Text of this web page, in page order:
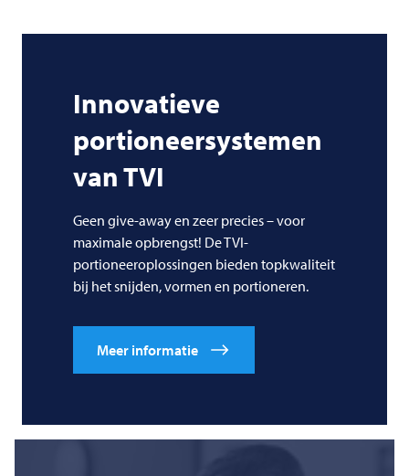
Innovatieve
portioneersystemen
vanTVI
Geen give-away en zeer precies – voor
maximale opbrengst! De TVI-
portioneeroplossingen bieden topkwaliteit
bij het snijden, vormen en portioneren.
Meer informatie